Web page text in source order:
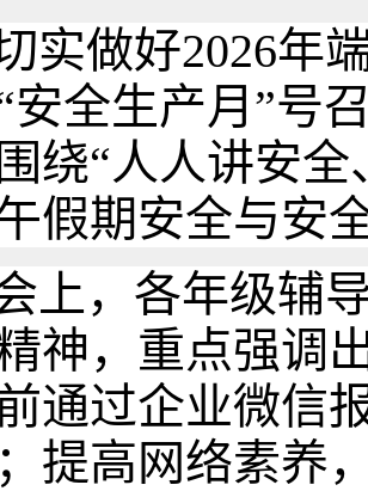
实做好2026年
安全生产月”号
绕“人人讲安
假期安全与安
上，各年级辅
神，重点强调
通过企业微信
提高网络素养